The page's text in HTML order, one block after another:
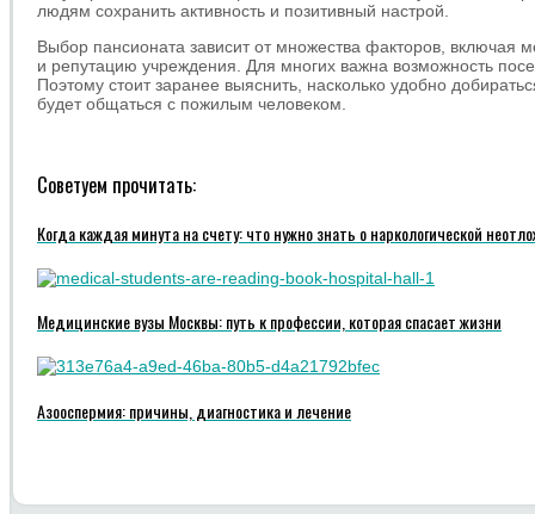
людям сохранить активность и позитивный настрой.
Выбор пансионата зависит от множества факторов, включая
и репутацию учреждения. Для многих важна возможность
Поэтому стоит заранее выяснить, насколько удобно
будет общаться с пожилым человеком.
Советуем прочитать:
Когда каждая минута на счету: что нужно знать о наркологической
Медицинские вузы Москвы: путь к профессии, которая спасает жизни
Азооспермия: причины, диагностика и лечение